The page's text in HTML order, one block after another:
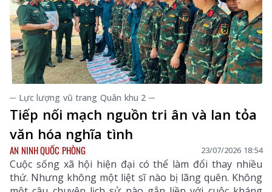
─ Lực lượng vũ trang Quân khu 2 ─
Tiếp nối mạch nguồn tri ân và lan tỏa
văn hóa nghĩa tình
AN NINH QUỐC PHÒNG 23/07/2026 18:54
Cuộc sống xã hội hiện đại có thể làm đổi thay nhiều
thứ. Nhưng không một liệt sĩ nào bị lãng quên. Không